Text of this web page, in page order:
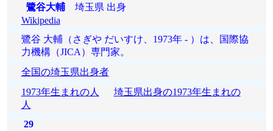
鷺谷大輔埼玉県 出身
Wikipedia
鷺谷 大輔（さぎや だいすけ、1973年 - ）は、国際協
力機構（JICA）専門家。
全国の埼玉県出身者
1973年生まれの人
埼玉県出身の1973年生まれの
人
29